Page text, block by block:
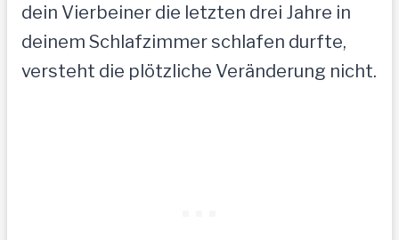
dein Vierbeiner die letzten drei Jahre in
deinem Schlafzimmer schlafen durfte,
versteht die plötzliche Veränderung nicht.